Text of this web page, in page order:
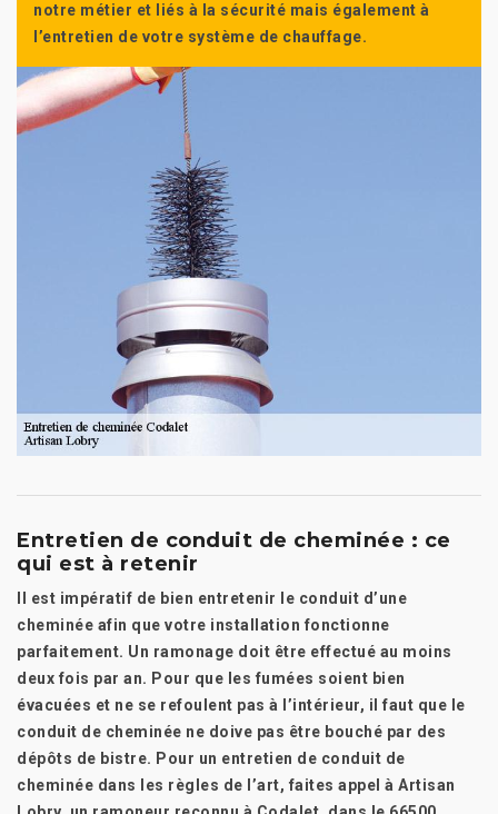
notre métier et liés à la sécurité mais également à
l’entretien de votre système de chauffage.
Entretien de conduit de cheminée : ce
qui est à retenir
Il est impératif de bien entretenir le conduit d’une
cheminée afin que votre installation fonctionne
parfaitement. Un ramonage doit être effectué au moins
deux fois par an. Pour que les fumées soient bien
évacuées et ne se refoulent pas à l’intérieur, il faut que le
conduit de cheminée ne doive pas être bouché par des
dépôts de bistre. Pour un entretien de conduit de
cheminée dans les règles de l’art, faites appel à Artisan